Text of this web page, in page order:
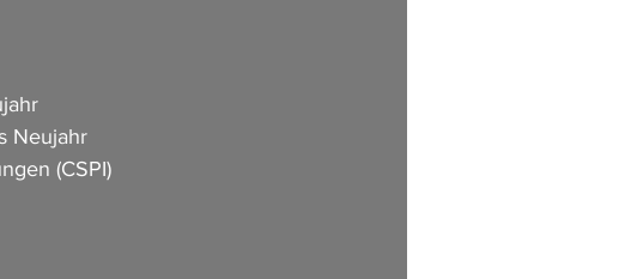
Neujahr
(CSPI)